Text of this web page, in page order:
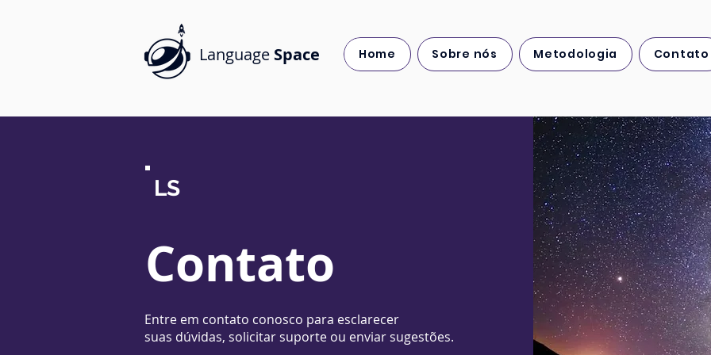
Language Space Home Sobre nós Metodologia Contato
LS
Contato
Entre em contato conosco para esclarecer
suas dúvidas, solicitar suporte ou enviar sugestões.